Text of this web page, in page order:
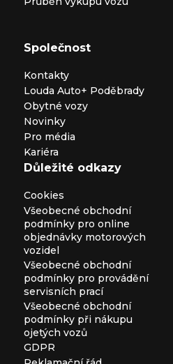
Společnost
Kontakty
Louda Auto+ Poděbrady
Obytné vozy
Novinky
Pro média
Kariéra
Důležité odkazy
Cookies
Všeobecné obchodní
podmínky pro online
objednávky motorových
vozidel
Všeobecné obchodní
podmínky pro provádění
servisních prací
Všeobecné obchodní
podmínky při nákupu
ojetých vozů
GDPR